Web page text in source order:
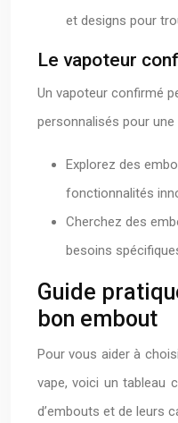
et designs pour
Le vapoteur
Un vapoteur confirmé
personnalisés pour
Explorez des
fonctionnalités
Cherchez des
besoins
Guide
bon embout
Pour vous aider à
vape, voici un tableau
d’embouts et de leurs